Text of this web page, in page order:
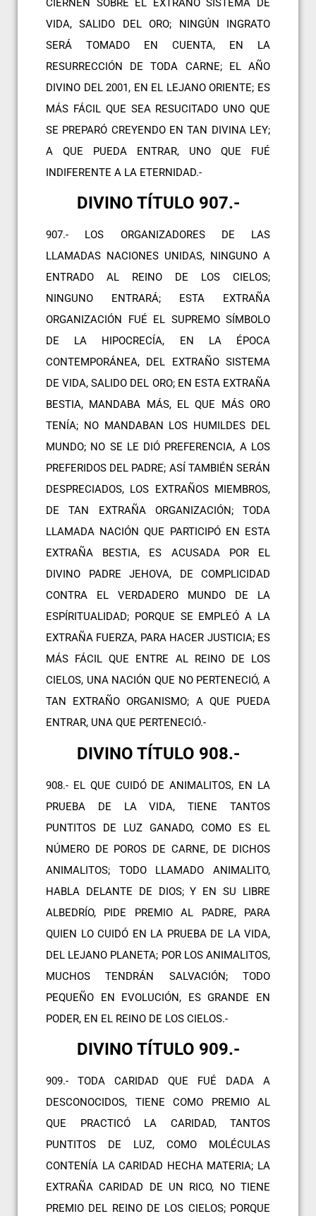
CIERNEN SOBRE EL EXTRAÑO SISTEMA DE
VIDA, SALIDO DEL ORO; NINGÚN INGRATO
SERÁ TOMADO EN CUENTA, EN LA
RESURRECCIÓN DE TODA CARNE; EL AÑO
DIVINO DEL 2001, EN EL LEJANO ORIENTE; ES
MÁS FÁCIL QUE SEA RESUCITADO UNO QUE
SE PREPARÓ CREYENDO EN TAN DIVINA LEY;
A QUE PUEDA ENTRAR, UNO QUE FUÉ
INDIFERENTE A LA ETERNIDAD.-
DIVINO TÍTULO 907.-
907.- LOS ORGANIZADORES DE LAS
LLAMADAS NACIONES UNIDAS, NINGUNO A
ENTRADO AL REINO DE LOS CIELOS;
NINGUNO ENTRARÁ; ESTA EXTRAÑA
ORGANIZACIÓN FUÉ EL SUPREMO SÍMBOLO
DE LA HIPOCRECÍA, EN LA ÉPOCA
CONTEMPORÁNEA, DEL EXTRAÑO SISTEMA
DE VIDA, SALIDO DEL ORO; EN ESTA EXTRAÑA
BESTIA, MANDABA MÁS, EL QUE MÁS ORO
TENÍA; NO MANDABAN LOS HUMILDES DEL
MUNDO; NO SE LE DIÓ PREFERENCIA, A LOS
PREFERIDOS DEL PADRE; ASÍ TAMBIÉN SERÁN
DESPRECIADOS, LOS EXTRAÑOS MIEMBROS,
DE TAN EXTRAÑA ORGANIZACIÓN; TODA
LLAMADA NACIÓN QUE PARTICIPÓ EN ESTA
EXTRAÑA BESTIA, ES ACUSADA POR EL
DIVINO PADRE JEHOVA, DE COMPLICIDAD
CONTRA EL VERDADERO MUNDO DE LA
ESPÍRITUALIDAD; PORQUE SE EMPLEÓ A LA
EXTRAÑA FUERZA, PARA HACER JUSTICIA; ES
MÁS FÁCIL QUE ENTRE AL REINO DE LOS
CIELOS, UNA NACIÓN QUE NO PERTENECIÓ, A
TAN EXTRAÑO ORGANISMO; A QUE PUEDA
ENTRAR, UNA QUE PERTENECIÓ.-
DIVINO TÍTULO 908.-
908.- EL QUE CUIDÓ DE ANIMALITOS, EN LA
PRUEBA DE LA VIDA, TIENE TANTOS
PUNTITOS DE LUZ GANADO, COMO ES EL
NÚMERO DE POROS DE CARNE, DE DICHOS
ANIMALITOS; TODO LLAMADO ANIMALITO,
HABLA DELANTE DE DIOS; Y EN SU LIBRE
ALBEDRÍO, PIDE PREMIO AL PADRE, PARA
QUIEN LO CUIDÓ EN LA PRUEBA DE LA VIDA,
DEL LEJANO PLANETA; POR LOS ANIMALITOS,
MUCHOS TENDRÁN SALVACIÓN; TODO
PEQUEÑO EN EVOLUCIÓN, ES GRANDE EN
PODER, EN EL REINO DE LOS CIELOS.-
DIVINO TÍTULO 909.-
909.- TODA CARIDAD QUE FUÉ DADA A
DESCONOCIDOS, TIENE COMO PREMIO AL
QUE PRACTICÓ LA CARIDAD, TANTOS
PUNTITOS DE LUZ, COMO MOLÉCULAS
CONTENÍA LA CARIDAD HECHA MATERIA; LA
EXTRAÑA CARIDAD DE UN RICO, NO TIENE
PREMIO DEL REINO DE LOS CIELOS; PORQUE